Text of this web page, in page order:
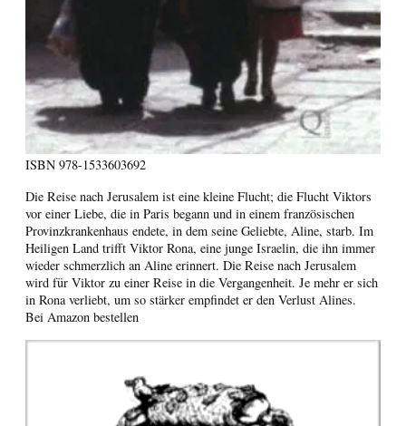
ISBN 978-1533603692
Die Reise nach Jerusalem ist eine kleine Flucht; die Flucht Viktors
vor einer Liebe, die in Paris begann und in einem französischen
Provinzkrankenhaus endete, in dem seine Geliebte, Aline, starb. Im
Heiligen Land trifft Viktor Rona, eine junge Israelin, die ihn immer
wieder schmerzlich an Aline erinnert. Die Reise nach Jerusalem
wird für Viktor zu einer Reise in die Vergangenheit. Je mehr er sich
in Rona verliebt, um so stärker empfindet er den Verlust Alines.
Bei Amazon bestellen